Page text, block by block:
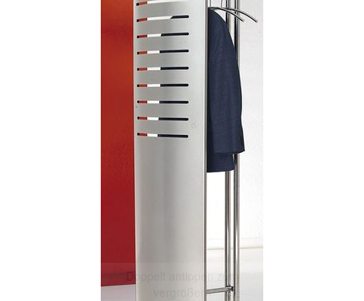
Doppelt antippen zum
vergrößern